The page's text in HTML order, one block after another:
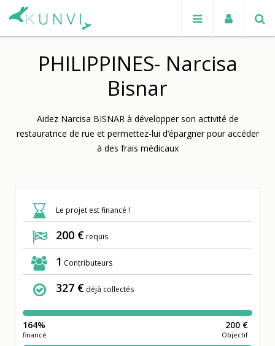
PHILIPPINES- Narcisa
Bisnar
Aidez Narcisa BISNAR à développer son activité de
restauratrice de rue et permettez-lui d’épargner pour accéder
à des frais médicaux
Le projet est financé !
200 €requis
1 Contributeurs
327 € déjà collectés
164%
financé
200 €
Objectif